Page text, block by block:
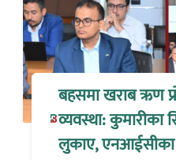
बहसमा खराब ऋण
व्यवस्था:
लुकाए,